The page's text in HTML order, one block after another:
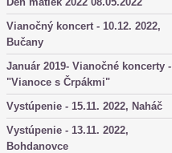
Vianočný koncert - 10.12. 2022,
Bučany
Január 2019- Vianočné koncerty -
"Vianoce s Črpákmi"
Vystúpenie - 15.11. 2022, Naháč
Vystúpenie - 13.11. 2022,
Bohdanovce